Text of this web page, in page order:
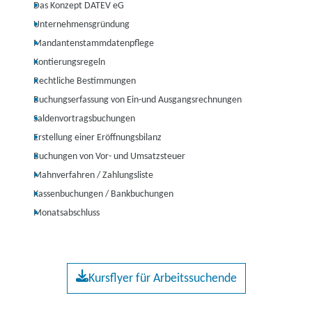
Das Konzept DATEV eG
Unternehmensgründung
Mandantenstammdatenpflege
Kontierungsregeln
Rechtliche Bestimmungen
Buchungserfassung von Ein-und Ausgangsrechnungen
Saldenvortragsbuchungen
Erstellung einer Eröffnungsbilanz
Buchungen von Vor- und Umsatzsteuer
Mahnverfahren / Zahlungsliste
Kassenbuchungen / Bankbuchungen
Monatsabschluss
Kursflyer für Arbeitssuchende